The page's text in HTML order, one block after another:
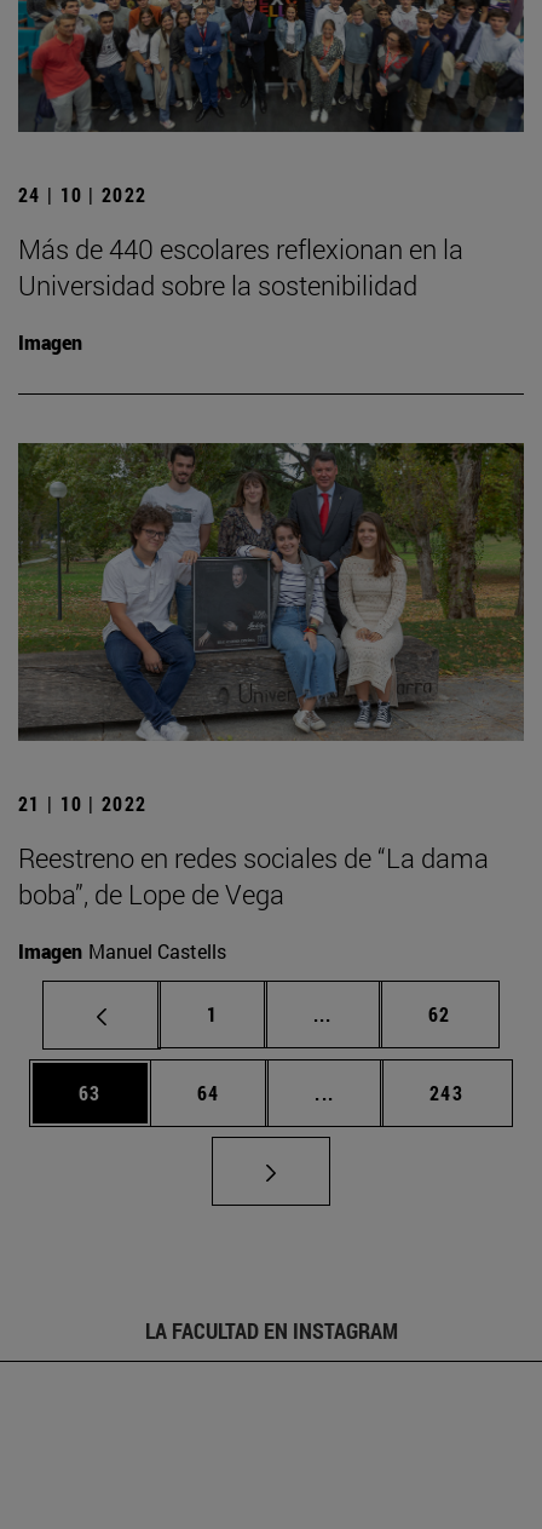
24 | 10 | 2022
Más de 440 escolares reflexionan en la
Universidad sobre la sostenibilidad
Imagen
21 | 10 | 2022
Reestreno en redes sociales de “La dama
boba”, de Lope de Vega
Imagen Manuel Castells
Página
1 ... Páginas intermedias
Página
62
Página
63 Página
64 ... Páginas intermedias
Página
243
LA FACULTAD EN INSTAGRAM